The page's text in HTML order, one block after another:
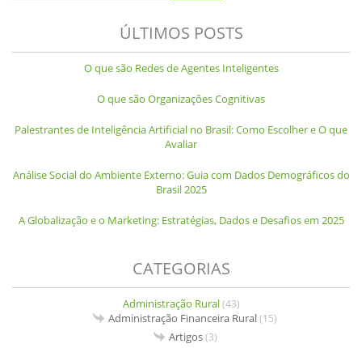
ÚLTIMOS POSTS
O que são Redes de Agentes Inteligentes
O que são Organizações Cognitivas
Palestrantes de Inteligência Artificial no Brasil: Como Escolher e O que
Avaliar
Análise Social do Ambiente Externo: Guia com Dados Demográficos do
Brasil 2025
A Globalização e o Marketing: Estratégias, Dados e Desafios em 2025
CATEGORIAS
Administração Rural(43)
Administração Financeira Rural(15)
Artigos(3)